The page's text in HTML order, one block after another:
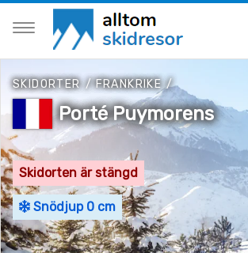
SKIDORTER/FRANKRIKE /
Porté Puymorens
Skidorten är stängd
Snödjup 0 cm